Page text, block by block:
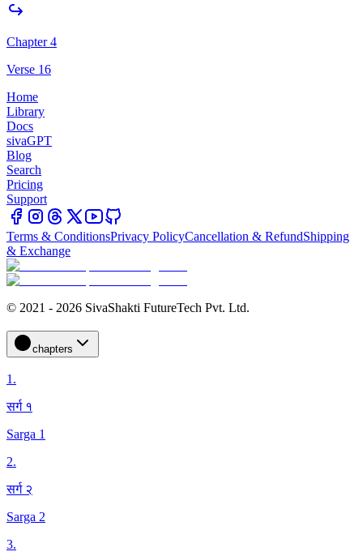
Chapter 4
Verse 16
Home
Library
Docs
sivaGPT
Blog
Search
Pricing
Support
Terms & ConditionsPrivacy PolicyCancellation & RefundShipping
& Exchange
© 2021 - 2026 SivaShakti FutureTech Pvt. Ltd.
chapters
1.
सर्ग १
Sarga 1
2.
सर्ग २
Sarga 2
3.